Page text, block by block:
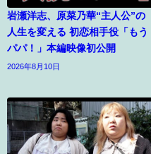
岩瀬洋志、原菜乃華“主人公”の
人生を変える 初恋相手役「もう
パパ！」本編映像初公開
2026年8月10日